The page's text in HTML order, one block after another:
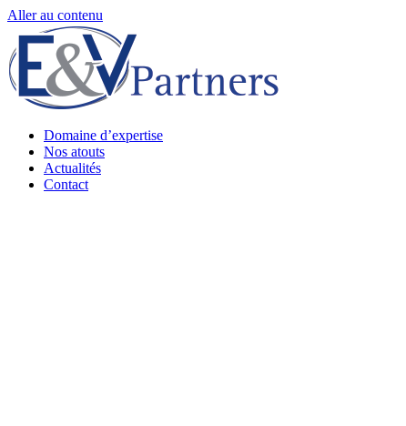
Aller au contenu
Domaine d’expertise
Nos atouts
Actualités
Contact